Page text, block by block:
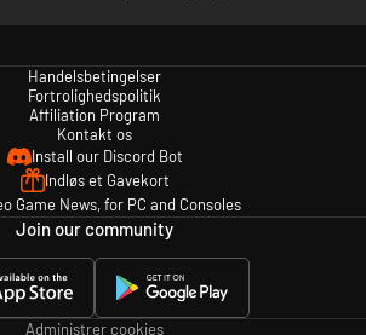
Handelsbetingelser
Fortrolighedspolitik
Affiliation Program
Kontakt os
Install our Discord Bot
Indløs et Gavekort
Game News, for PC and Consoles
Join our community
Administrer cookies